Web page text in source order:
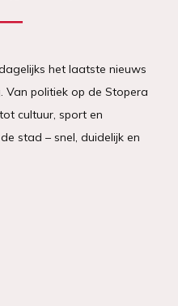
het laatste nieuws
politiek op de Stopera
cultuur, sport en
stad – snel, duidelijk en